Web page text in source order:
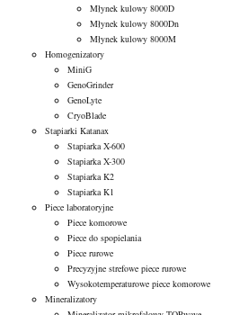
Młynek kulowy 8000D
Młynek kulowy 8000Dn
Młynek kulowy 8000M
Homogenizatory
MiniG
GenoGrinder
GenoLyte
CryoBlade
Stapiarki Katanax
Stapiarka X-600
Stapiarka X-300
Stapiarka K2
Stapiarka K1
Piece laboratoryjne
Piece komorowe
Piece do spopielania
Piece rurowe
Precyzyjne strefowe piece rurowe
Wysokotemperaturowe piece komorowe
Mineralizatory